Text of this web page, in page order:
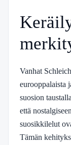
Vanhat
eurooppalaista
suosion
että
suosikkilelut
Tämän